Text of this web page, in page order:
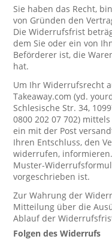
Sie haben das Recht,
von Gründen den
Die Widerrufsfrist
dem Sie oder ein von
Beförderer ist, die
hat.
Um Ihr Widerrufsrecht
Takeaway.com (yd.
Schlesische Str. 34,
0800 202 07 702)
ein mit der Post
Ihren Entschluss, den
widerrufen,
Muster-
vorgeschrieben ist.
Zur Wahrung der
Mitteilung über die
Ablauf der
Folgen des Widerrufs